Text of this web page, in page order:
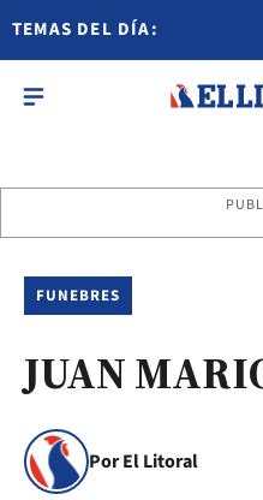
TEMAS DEL DÍA:
FUNEBRES
JUAN
Por El Litoral